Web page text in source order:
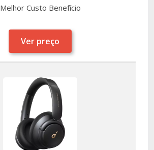
Melhor Custo Benefício
Ver preço